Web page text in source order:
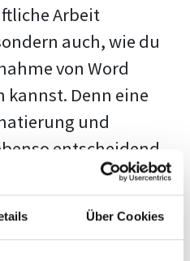
Über Cookies
Arbeit
auch, wie du
von Word
Denn eine
und
entscheidend
Jeder Prüfer hat
und unsere
dass sie dir